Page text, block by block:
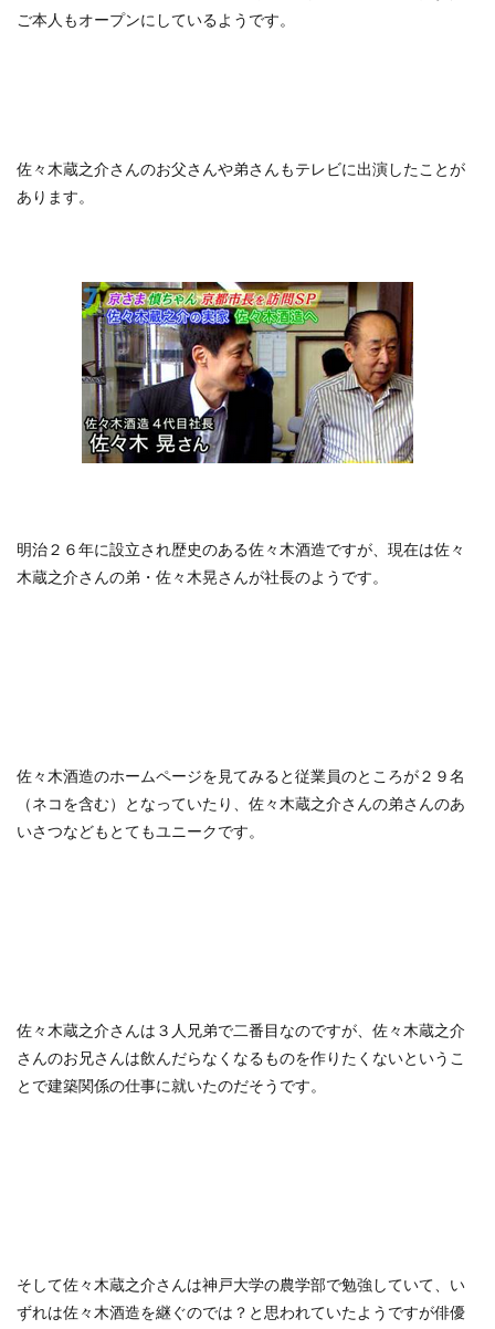
ご本人もオープンにしているようです。
佐々木蔵之介さんのお父さんや弟さんもテレビに出演したことが
あります。
明治２６年に設立され歴史のある佐々木酒造ですが、現在は佐々
木蔵之介さんの弟・佐々木晃さんが社長のようです。
佐々木酒造のホームページを見てみると従業員のところが２９名
（ネコを含む）となっていたり、佐々木蔵之介さんの弟さんのあ
いさつなどもとてもユニークです。
佐々木蔵之介さんは３人兄弟で二番目なのですが、佐々木蔵之介
さんのお兄さんは飲んだらなくなるものを作りたくないというこ
とで建築関係の仕事に就いたのだそうです。
そして佐々木蔵之介さんは神戸大学の農学部で勉強していて、い
ずれは佐々木酒造を継ぐのでは？と思われていたようですが俳優